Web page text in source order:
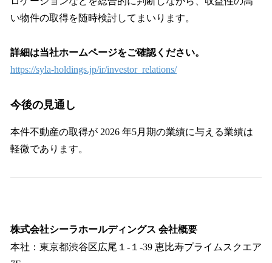
い物件の取得を随時検討してまいります。
詳細は当社ホームページをご確認ください。
https://syla-holdings.jp/ir/investor_relations/
今後の見通し
本件不動産の取得が 2026 年5月期の業績に与える業績は
軽微であります。
株式会社シーラホールディングス 会社概要
本社：東京都渋⾕区広尾１-１-39 恵⽐寿プライムスクエア